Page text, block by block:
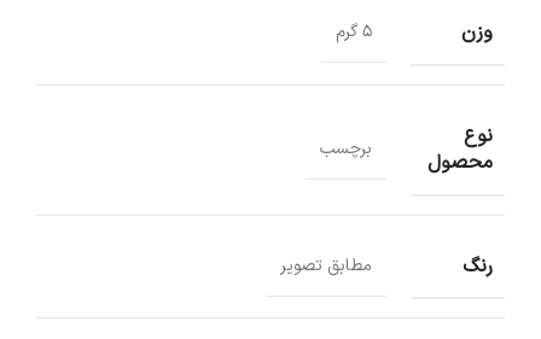
وزن
5 گرم
نوع
محصول
برچسب
رنگ مطابق تصویر